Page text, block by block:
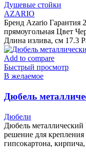
прямоугольная,
Душевые стойки
AZARIO
Бренд Azario
прямоугольная Цвет
Длина излива, см 17.3
Add to compare
Быстрый просмотр
В желаемое
Дюбель
Дюбели
Дюбель
решение для
гипсокартона,